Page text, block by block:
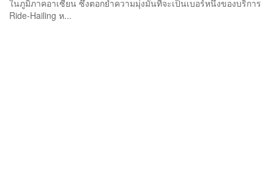
ในภูมิภาคอาเซียน ซึ่งตอกย้ำความมุ่งมั่นที่จะเป็นเบอร์หนึ่งของบริการ
Ride-Hailing ห...